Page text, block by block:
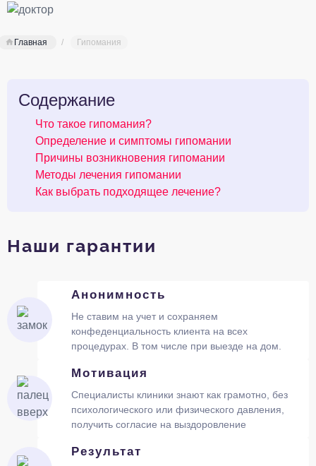
Главная Гипомания
Содержание
Что такое гипомания?
Определение и симптомы гипомании
Причины возникновения гипомании
Методы лечения гипомании
Как выбрать подходящее лечение?
Наши гарантии
Анонимность
Не ставим на учет и сохраняем
конфеденциальность клиента на всех
процедурах. В том числе при выезде на дом.
Мотивация
Специалисты клиники знают как грамотно, без
психологического или физического давления,
получить согласие на выздоровление
Результат